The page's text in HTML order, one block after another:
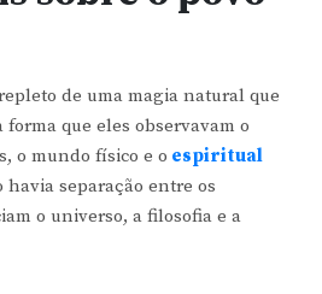
de uma magia natural que
que eles observavam o
o mundo físico e o espiritual
havia separação entre os
o universo, a filosofia e a